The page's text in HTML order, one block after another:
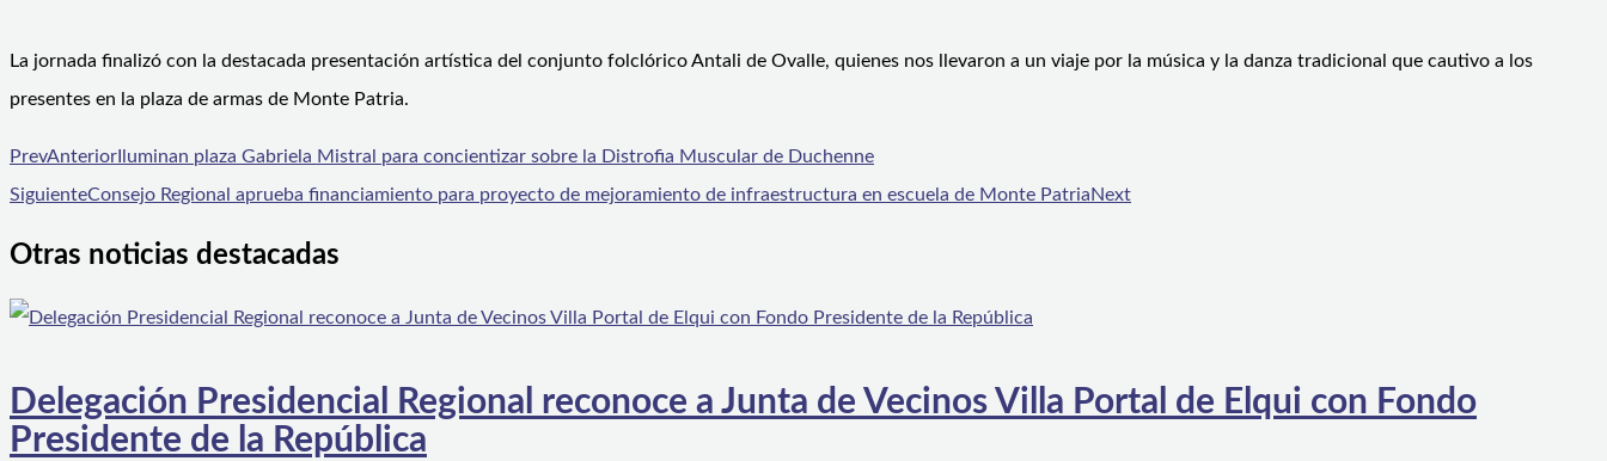
La jornada finalizó con la destacada presentación artística del conjunto folclórico Antali de Ovalle, quienes nos llevaron a un viaje por la música y la danza tradicional que cautivo a los
presentes en la plaza de armas de Monte Patria.
PrevAnterior Iluminan plaza Gabriela Mistral para concientizar sobre la Distrofia Muscular de Duchenne
SiguienteConsejo Regional aprueba financiamiento para proyecto de mejoramiento de infraestructura en escuela de Monte PatriaNext
Otras noticias destacadas
Delegación Presidencial Regional reconoce a Junta de Vecinos Villa Portal de Elqui con Fondo
Presidente de la República